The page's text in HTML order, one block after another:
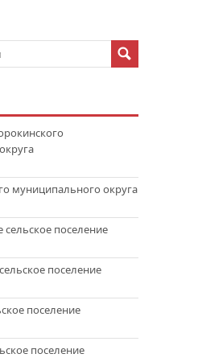
муниципального округа
поселение
поселение
поселение
поселение